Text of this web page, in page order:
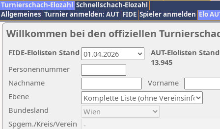
Turnierschach-Elozahl Schnellschach-Elozahl
Allgemeines Turnier anmelden: AUT FIDE Spieler anmelden Elo
Willkommen bei den offiziellen
Nachname
Vorname
Ebene
Personennummer
Bundesland
Spgem./Kreis/Verein
AUT-Elolisten
13.945
FIDE-Elolisten Stand